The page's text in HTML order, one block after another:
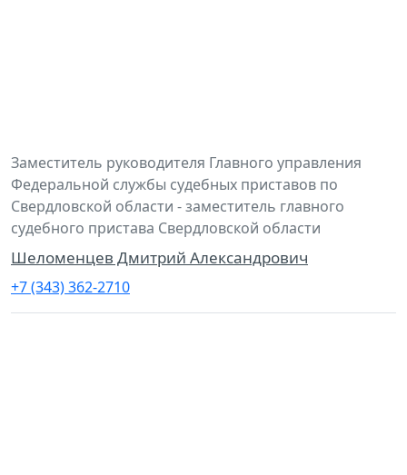
Заместитель руководителя Главного управления
Федеральной службы судебных приставов по
Свердловской области - заместитель главного
судебного пристава Свердловской области
Шеломенцев Дмитрий Александрович
+7 (343) 362-2710